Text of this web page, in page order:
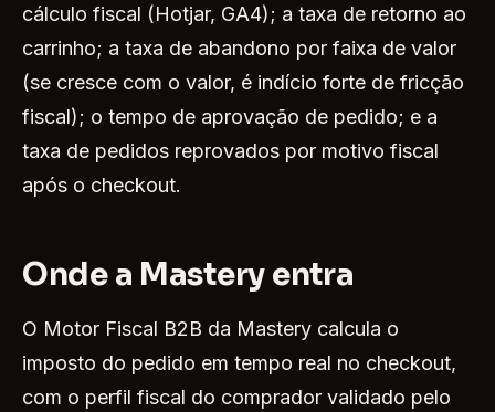
cálculo fiscal (Hotjar, GA4); a taxa de retorno ao
carrinho; a taxa de abandono por faixa de valor
(se cresce com o valor, é indício forte de fricção
fiscal); o tempo de aprovação de pedido; e a
taxa de pedidos reprovados por motivo fiscal
após o checkout.
Onde a Mastery entra
O Motor Fiscal B2B da Mastery calcula o
imposto do pedido em tempo real no checkout,
com o perfil fiscal do comprador validado pelo